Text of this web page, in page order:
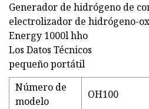
Generador de hidrógeno de
electrolizador de hidrógeno-
Energy 1000l hho
Los Datos Técnicos
pequeño portátil
Número de
modelo
OH100